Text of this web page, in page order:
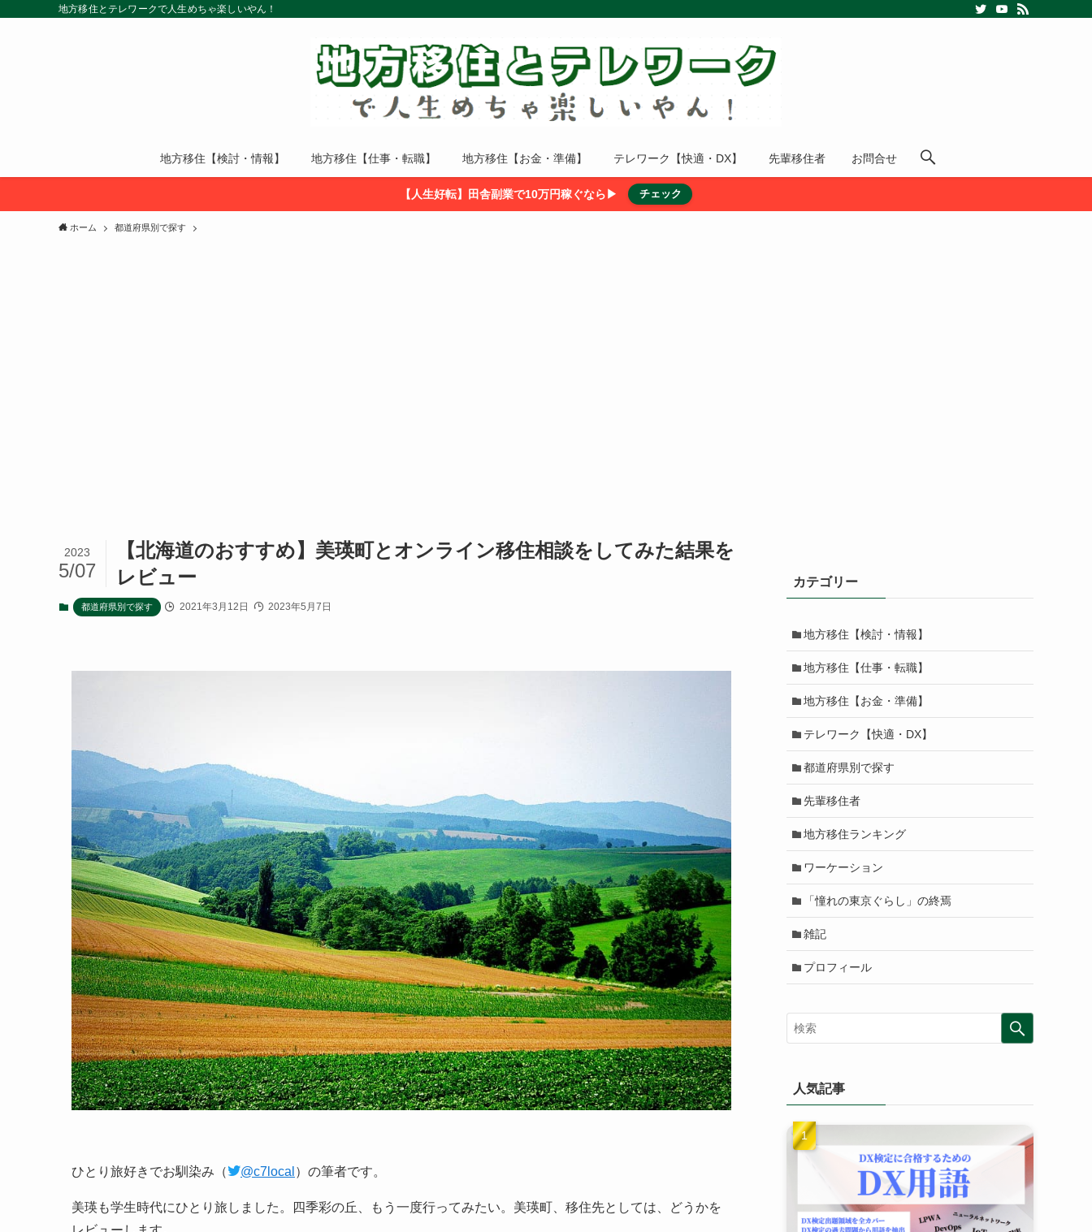
地方移住とテレワークで人生めちゃ楽しいやん！
地方移住【検討・情報】 地方移住【仕事・転職】 地方移住【お金・準備】 テレワーク【快適・DX】 先輩移住者 お問合せ
【人生好転】田舎副業で10万円稼ぐなら▶ チェック
ホーム 都道府県別で探す
【北海道のおすすめ】美瑛町とオンライン移住相談をしてみた結果を
レビュー
2023
5/07
都道府県別で探す 2021年3月12日 2023年5月7日
ひとり旅好きでお馴染み（ @c7local ）の筆者です。
美瑛も学生時代にひとり旅しました。四季彩の丘、もう一度行ってみたい。美瑛町、移住先としては、どうかを
カテゴリー
地方移住【検討・情報】
地方移住【仕事・転職】
地方移住【お金・準備】
テレワーク【快適・DX】
都道府県別で探す
先輩移住者
地方移住ランキング
ワーケーション
「憧れの東京ぐらし」の終焉
雑記
プロフィール
人気記事